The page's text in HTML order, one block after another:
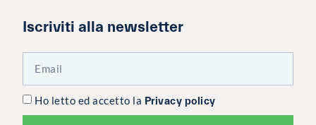
Iscriviti alla newsletter
Ho letto ed accetto la Privacy policy